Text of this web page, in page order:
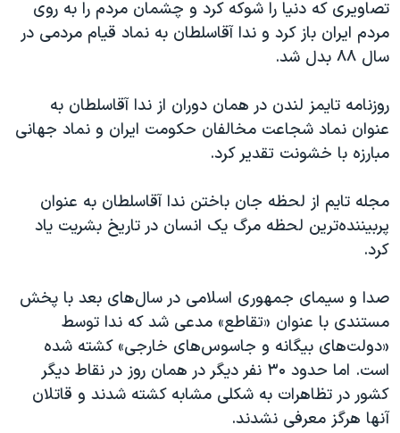
تصاویری که دنیا را شوکه کرد و چشمان مردم را به روی
مردم ایران باز کرد و ندا آقاسلطان به نماد قیام مردمی در
سال ۸۸ بدل شد.
روزنامه تایمز لندن در همان دوران از ندا آقاسلطان به
عنوان نماد شجاعت مخالفان حکومت ایران و نماد جهانی
مبارزه با خشونت تقدیر کرد.
مجله تایم از لحظه جان باختن ندا آقاسلطان به عنوان
پربیننده‌ترین لحظه مرگ یک انسان در تاریخ بشریت یاد
کرد.
صدا و سیمای جمهوری اسلامی در سال‌های بعد با پخش
مستندی با عنوان «تقاطع» مدعی شد که ندا توسط
«دولت‌های بیگانه و جاسوس‌های خارجی» کشته شده
است. اما حدود ۳۰ نفر دیگر در همان روز در نقاط دیگر
کشور در تظاهرات به شکلی مشابه کشته شدند و قاتلان
آنها هرگز معرفی نشدند.